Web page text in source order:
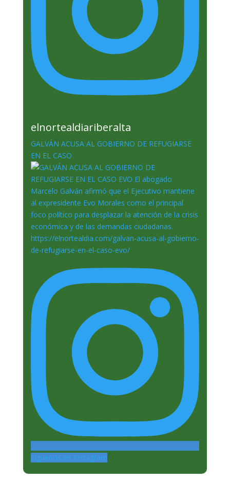
elnortealdiariberalta
GALVÁN ACUSA AL GOBIERNO DE REFUGIARSE
EN EL CASO
Siguenos en Instagram